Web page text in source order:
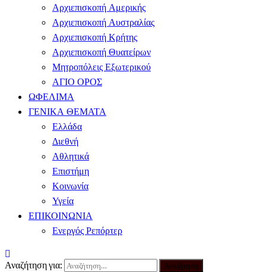
Αρχιεπισκοπή Αμερικής
Αρχιεπισκοπή Αυστραλίας
Αρχιεπισκοπή Κρήτης
Αρχιεπισκοπή Θυατείρων
Μητροπόλεις Εξωτερικού
ΑΓΙΟ ΟΡΟΣ
ΩΦΕΛΙΜΑ
ΓΕΝΙΚΑ ΘΕΜΑΤΑ
Ελλάδα
Διεθνή
Αθλητικά
Επιστήμη
Κοινωνία
Υγεία
ΕΠΙΚΟΙΝΩΝΙΑ
Ενεργός Ρεπόρτερ
Αναζήτηση για: